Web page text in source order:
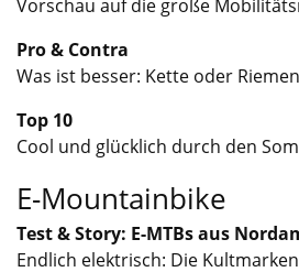
Vorschau auf die große
Pro & Contra
Was ist besser: Kette oder
Top 10
Cool und glücklich durch den
E-Mountainbike
Test & Story: E-MTBs aus
Endlich elektrisch: Die